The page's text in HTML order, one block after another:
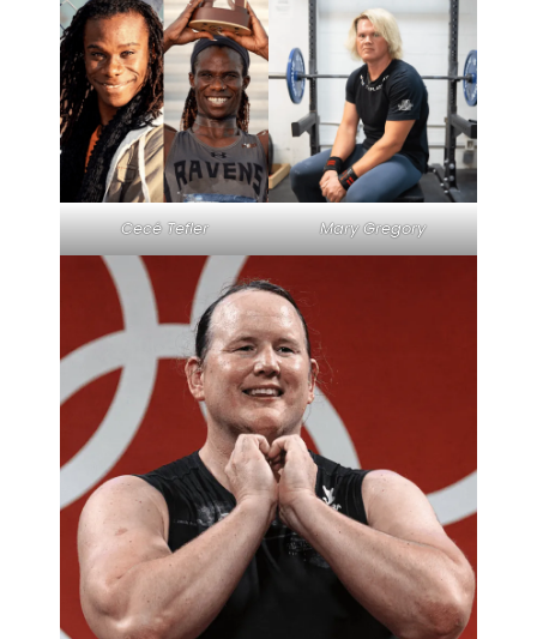
Cecé Tefler Mary Gregory